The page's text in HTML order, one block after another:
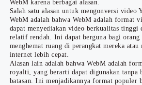
WebM karena berbagai alasan.
Salah satu alasan untuk mengonversi video
WebM adalah bahwa WebM adalah format
dapat menyediakan video berkualitas tinggi
relatif rendah. Ini dapat berguna bagi orang
menghemat ruang di perangkat mereka atau
internet lebih cepat.
Alasan lain adalah bahwa WebM adalah
royalti, yang berarti dapat digunakan tanpa
batasan. Ini menjadikannya format populer